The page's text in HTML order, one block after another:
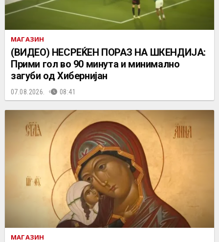
МАГАЗИН
(ВИДЕО) НЕСРЕЌЕН ПОРАЗ НА ШКЕНДИЈА:
Прими гол во 90 минута и минимално
загуби од Хибернијан
07.08.2026. 08:41
МАГАЗИН